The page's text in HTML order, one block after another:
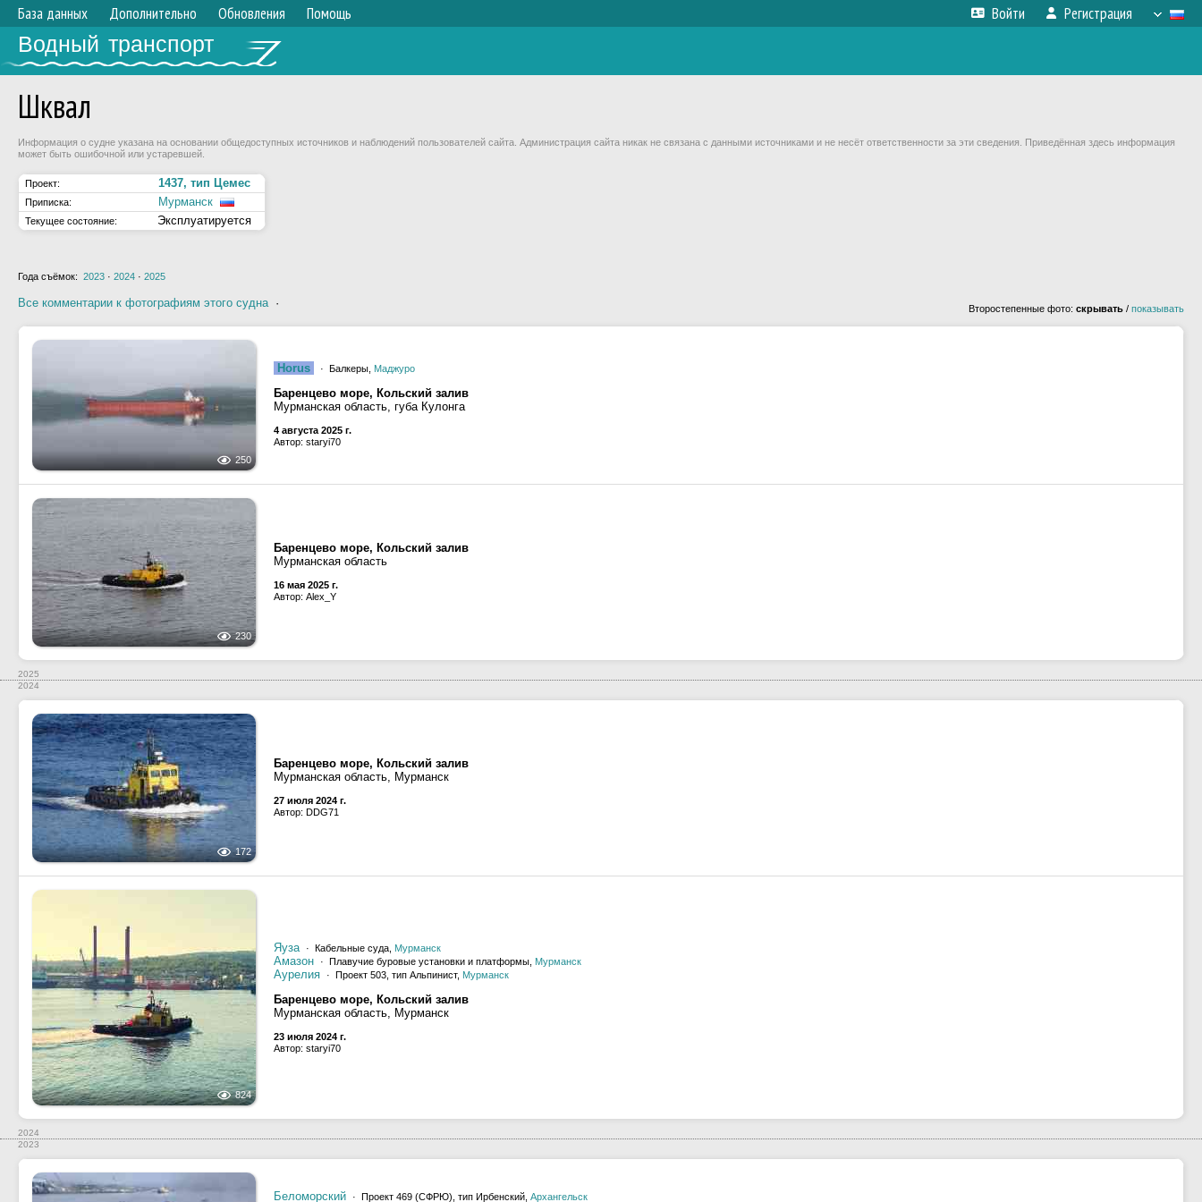
База данных Дополнительно Обновления Помощь Войти Регистрация
Водный транспорт
Шквал
Информация о судне указана на основании общедоступных источников и наблюдений пользователей сайта. Администрация сайта никак не связана с данными источниками и не несёт ответственности за эти сведения. Приведённая здесь информация
может быть ошибочной или устаревшей.
Проект: 1437, тип Цемес
Приписка: Мурманск
Текущее состояние: Эксплуатируется
Года съёмок: 2023 · 2024 · 2025
Все комментарии к фотографиям этого судна· Второстепенные фото: скрывать / показывать
250
Horus · Балкеры, Маджуро
Баренцево море, Кольский залив
Мурманская область, губа Кулонга
4 августа 2025 г.
Автор: staryi70
230
Баренцево море, Кольский залив
Мурманская область
16 мая 2025 г.
Автор: Alex_Y
2025
2024
172
Баренцево море, Кольский залив
Мурманская область, Мурманск
27 июля 2024 г.
Автор: DDG71
824
Яуза · Кабельные суда, Мурманск
Амазон · Плавучие буровые установки и платформы, Мурманск
Аурелия · Проект 503, тип Альпинист, Мурманск
Баренцево море, Кольский залив
Мурманская область, Мурманск
23 июля 2024 г.
Автор: staryi70
2024
2023
Беломорский · Проект 469 (СФРЮ), тип Ирбенский, Архангельск